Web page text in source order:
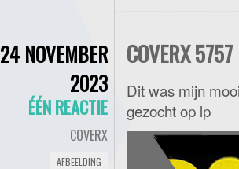
24 NOVEMBER
2023
ÉÉN REACTIE
COVERX
AFBEELDING
COVERX
Dit was mijn
gezocht op lp